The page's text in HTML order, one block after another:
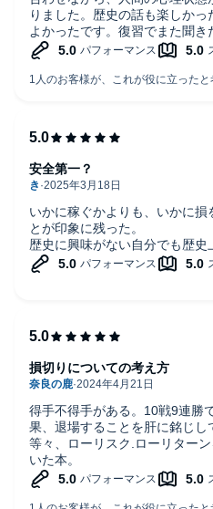
りました。歴史の話も楽しか
よかったです。復習でまた聞き
いかに稼ぐかよりも、いかに損
とが印象に残った。
歴史に興味がない自分でも歴史
安全第一？
得手不得手がある。10戦9連勝
果、退場することを肝に銘じし
等々、ローリスク.ローリター
いた本。
損切りについての考え方